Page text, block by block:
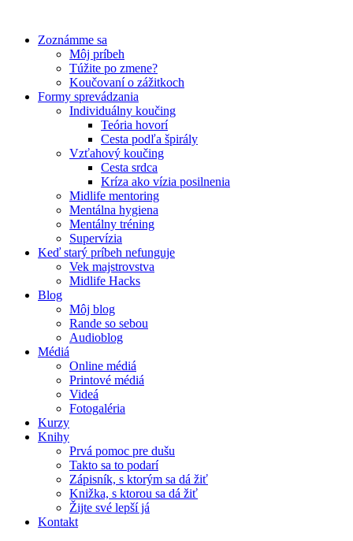
obsah
Zoznámme sa
Môj príbeh
Túžite po zmene?
Koučovaní o zážitkoch
Formy sprevádzania
Individuálny koučing
Teória hovorí
Cesta podľa špirály
Vzťahový koučing
Cesta srdca
Kríza ako vízia posilnenia
Midlife mentoring
Mentálna hygiena
Mentálny tréning
Supervízia
Keď starý príbeh nefunguje
Vek majstrovstva
Midlife Hacks
Blog
Môj blog
Rande so sebou
Audioblog
Médiá
Online médiá
Printové médiá
Videá
Fotogaléria
Kurzy
Knihy
Prvá pomoc pre dušu
Takto sa to podarí
Zápisník, s ktorým sa dá žiť
Knižka, s ktorou sa dá žiť
Žijte své lepší já
Kontakt